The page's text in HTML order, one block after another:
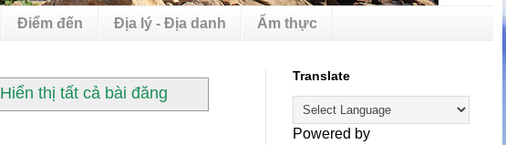
Điểm đến Địa lý - Địa danh Ẩm thực
Hiển thị tất cả bài đăng
Translate
Powered by